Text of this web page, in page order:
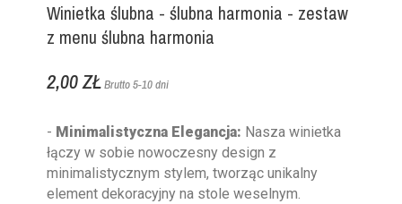
Winietka ślubna - ślubna harmonia - zestaw
z menu ślubna harmonia
2,00 ZŁ Brutto5-10 dni
- Minimalistyczna Elegancja: Nasza winietka
łączy w sobie nowoczesny design z
minimalistycznym stylem, tworząc unikalny
element dekoracyjny na stole weselnym.